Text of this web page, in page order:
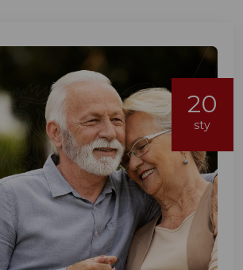
20
sty